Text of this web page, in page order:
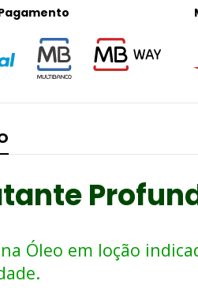
Óleo em loção